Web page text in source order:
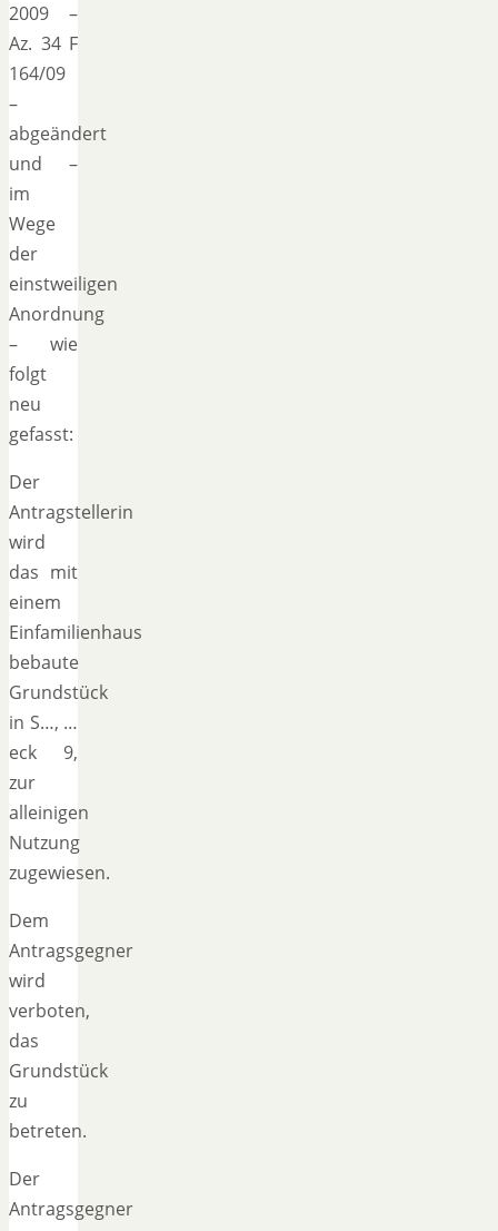
2009 –
Az. 34 F
164/09
–
abgeändert
und –
im
Wege
der
einstweiligen
Anordnung
– wie
folgt
neu
gefasst:
Der
Antragstellerin
wird
das mit
einem
Einfamilienhaus
bebaute
Grundstück
in S…, …
eck 9,
zur
alleinigen
Nutzung
zugewiesen.
Dem
Antragsgegner
wird
verboten,
das
Grundstück
zu
betreten.
Der
Antragsgegner